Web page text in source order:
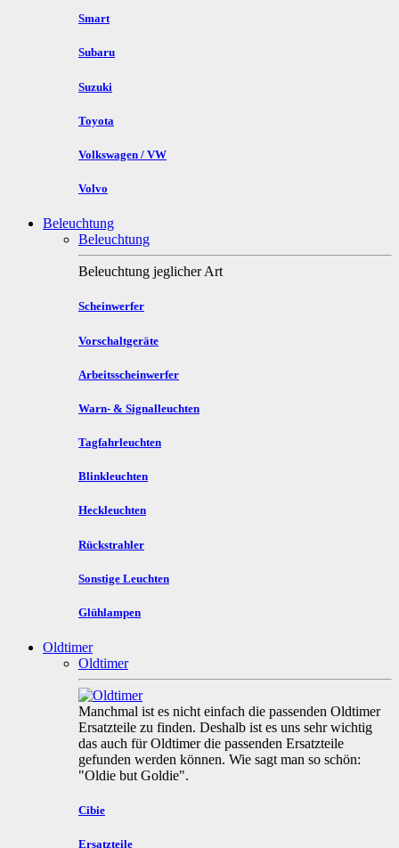
Smart
Subaru
Suzuki
Toyota
Volkswagen / VW
Volvo
Beleuchtung
Beleuchtung
Beleuchtung jeglicher Art
Scheinwerfer
Vorschaltgeräte
Arbeitsscheinwerfer
Warn- & Signalleuchten
Tagfahrleuchten
Blinkleuchten
Heckleuchten
Rückstrahler
Sonstige Leuchten
Glühlampen
Oldtimer
Oldtimer
Manchmal ist es nicht einfach die passenden Oldtimer
Ersatzteile zu finden. Deshalb ist es uns sehr wichtig
das auch für Oldtimer die passenden Ersatzteile
gefunden werden können. Wie sagt man so schön:
"Oldie but Goldie".
Cibie
Ersatzteile